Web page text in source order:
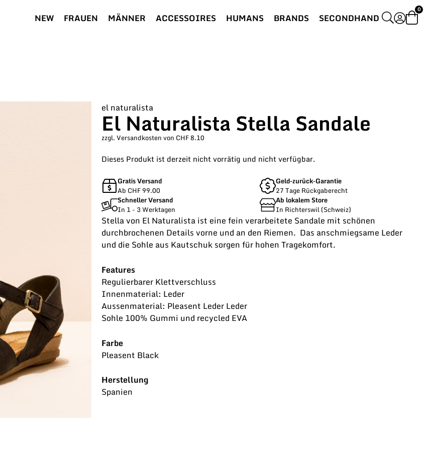
NEW FRAUEN MÄNNER ACCESSOIRES HUMANS BRANDS SECONDHAND
0
el naturalista
El Naturalista Stella Sandale
zzgl. Versandkosten von CHF 8.10
Dieses Produkt ist derzeit nicht vorrätig und nicht verfügbar.
Gratis Versand
Ab CHF 99.00
Geld-zurück-Garantie
27 Tage Rückgaberecht
Schneller Versand
In 1 - 3 Werktagen
Ab lokalem Store
In Richterswil (Schweiz)
Stella von El Naturalista ist eine fein verarbeitete Sandale mit schönen
durchbrochenen Details vorne und an den Riemen. Das anschmiegsame Leder
und die Sohle aus Kautschuk sorgen für hohen Tragekomfort.
Features
Regulierbarer Klettverschluss
Innenmaterial: Leder
Aussenmaterial: Pleasent Leder Leder
Sohle 100% Gummi und recycled EVA
Farbe
Pleasent Black
Herstellung
Spanien